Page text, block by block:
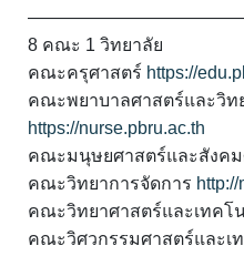
8 คณะ 1 วิทยาลัย
คณะครุศาสตร์ https://
คณะพยาบาลศาสตร์และวิท
https://nurse.pbru.ac.th
คณะมนุษยศาสตร์และสังคม
คณะวิทยาการจัดการ
คณะวิทยาศาสตร์และเทคโ
คณะวิศวกรรมศาสตร์และเ